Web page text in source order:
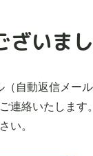
ざいま
自動返信メー
連絡いたします。
い。